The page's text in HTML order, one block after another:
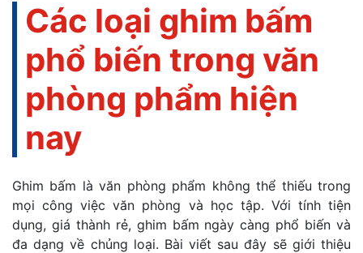
Các loại ghim bấm
phổ biến trong văn
phòng phẩm hiện
nay
Ghim bấm là văn phòng phẩm không thể thiếu trong
mọi công việc văn phòng và học tập. Với tính tiện
dụng, giá thành rẻ, ghim bấm ngày càng phổ biến và
đa dạng về chủng loại. Bài viết sau đây sẽ giới thiệu